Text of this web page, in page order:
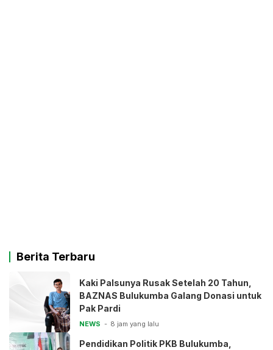
Berita Terbaru
Kaki Palsunya Rusak Setelah 20 Tahun,
BAZNAS Bulukumba Galang Donasi untuk
Pak Pardi
NEWS 8 jam yang lalu
Pendidikan Politik PKB Bulukumba,